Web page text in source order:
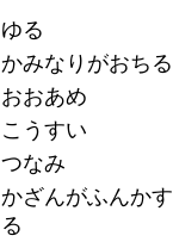
ゆる
かみなりがおちる
おおあめ
こうすい
つなみ
かざんがふんかす
る